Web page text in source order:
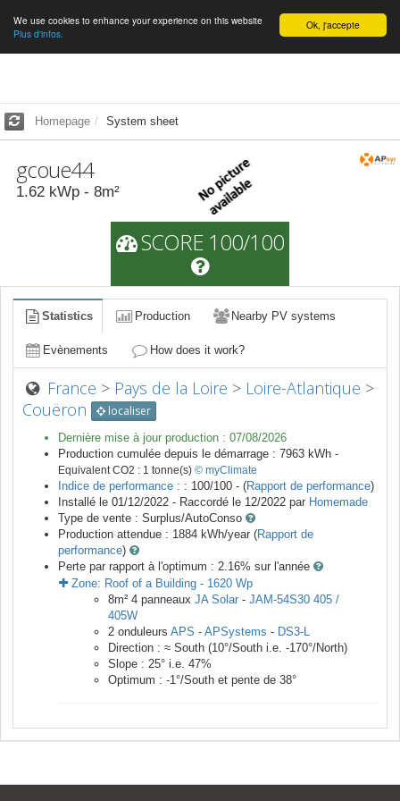
English Ok, j'accepte
We use cookies to enhance your experience on this website
Plus d'infos.
Homepage System sheet
gcoue44
1.62 kWp - 8m²
SCORE 100/100
Statistics Production Nearby PV systems
Evènements How does it work?
France > Pays de la Loire > Loire-Atlantique >
Couëron
localiser
Dernière mise à jour production : 07/08/2026
Production cumulée depuis le démarrage : 7963 kWh -
Equivalent CO2 : 1 tonne(s) © myClimate
Indice de performance : : 100/100 - (Rapport de performance)
Installé le 01/12/2022 - Raccordé le 12/2022 par Homemade
Type de vente : Surplus/AutoConso
Production attendue : 1884 kWh/year (Rapport de
performance)
Perte par rapport à l'optimum : 2.16% sur l'année
Zone: Roof of a Building - 1620 Wp
8m² 4 panneaux JA Solar - JAM-54S30 405 /
405W
2 onduleurs APS - APSystems - DS3-L
Direction : ≈ South (10°/South i.e. -170°/North)
Slope : 25° i.e. 47%
Optimum : -1°/South et pente de 38°